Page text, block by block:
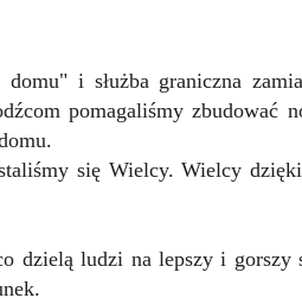
i służba graniczna
pomagaliśmy zbudować
się Wielcy. Wielcy
dzielą ludzi na lepszy i gorszy